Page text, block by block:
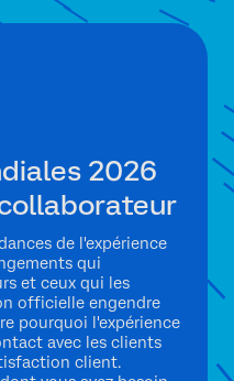
2026
de l'expérience
qui
et ceux qui les
officielle engendre
pourquoi l'expérience
avec les clients
client.